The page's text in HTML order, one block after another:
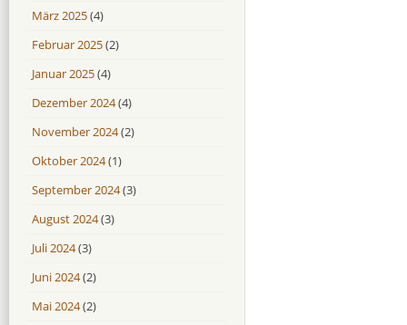
März 2025(4)
Februar 2025(2)
Januar 2025(4)
Dezember 2024(4)
November 2024(2)
Oktober 2024(1)
September 2024(3)
August 2024(3)
Juli 2024(3)
Juni 2024(2)
Mai 2024(2)